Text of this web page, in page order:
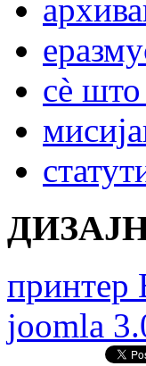
архива
сѐ
мисија
статут
принтер
joomla